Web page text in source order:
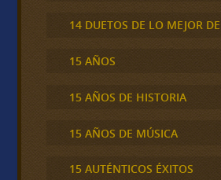
14 DUETOS DE LO MEJOR
15 AÑOS
15 AÑOS DE HISTORIA
15 AÑOS DE MÚSICA
15 AUTÉNTICOS ÉXITOS